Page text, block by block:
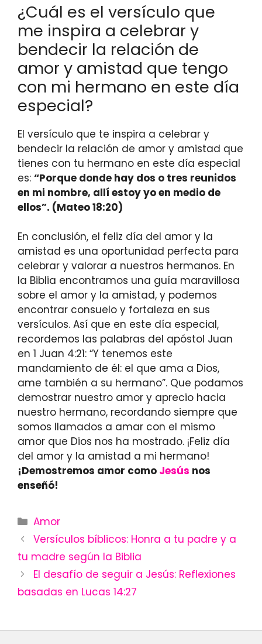
¿Cuál es el versículo que
me inspira a celebrar y
bendecir la relación de
amor y amistad que tengo
con mi hermano en este día
especial?
El versículo que te inspira a celebrar y
bendecir la relación de amor y amistad que
tienes con tu hermano en este día especial
es: “Porque donde hay dos o tres reunidos
en mi nombre, allí estoy yo en medio de
ellos”. (Mateo 18:20)
En conclusión, el feliz día del amor y la
amistad es una oportunidad perfecta para
celebrar y valorar a nuestros hermanos. En
la Biblia encontramos una guía maravillosa
sobre el amor y la amistad, y podemos
encontrar consuelo y fortaleza en sus
versículos. Así que en este día especial,
recordemos las palabras del apóstol Juan
en 1 Juan 4:21: “Y tenemos este
mandamiento de él: el que ama a Dios,
ame también a su hermano”. Que podamos
demostrar nuestro amor y aprecio hacia
nuestro hermano, recordando siempre que
somos llamados a amar con el mismo
amor que Dios nos ha mostrado. ¡Feliz día
del amor y la amistad a mi hermano!
¡Demostremos amor como Jesús nos
enseñó!
Categories
Amor
Versículos bíblicos: Honra a tu padre y a
tu madre según la Biblia
El desafío de seguir a Jesús: Reflexiones
basadas en Lucas 14:27